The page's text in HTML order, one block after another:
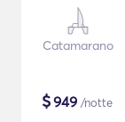
Catamarano
$949 /notte